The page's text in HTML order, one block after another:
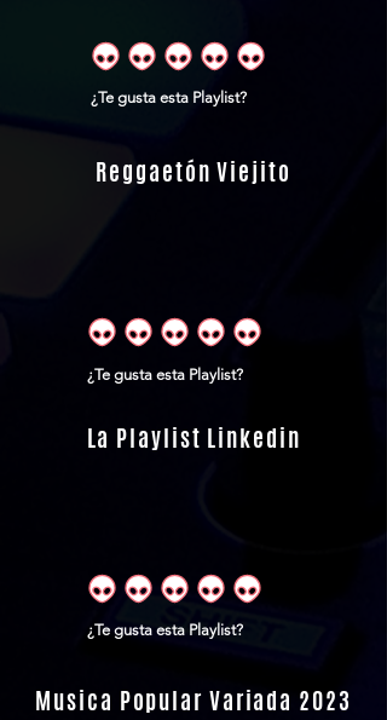
¿Te gusta esta Playlist?
Reggaetón Viejito
¿Te gusta esta Playlist?
La Playlist Linkedin
¿Te gusta esta Playlist?
Musica Popular Variada 2023